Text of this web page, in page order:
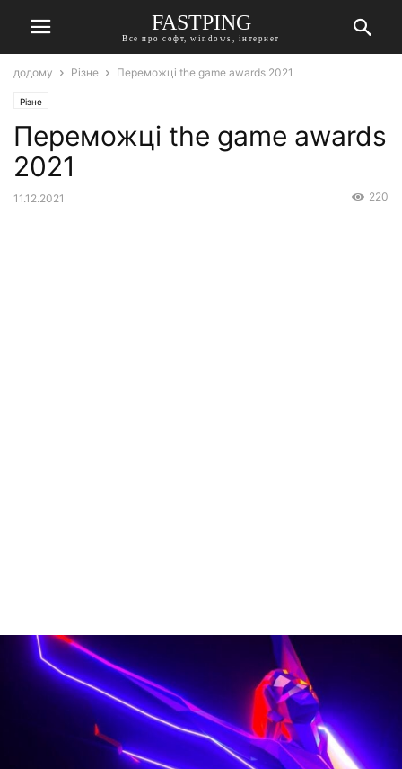
FASTPING
Все про софт, windows, інтернет
додому Різне Переможці the game awards 2021
Різне
Переможці the game awards
2021
11.12.2021 220